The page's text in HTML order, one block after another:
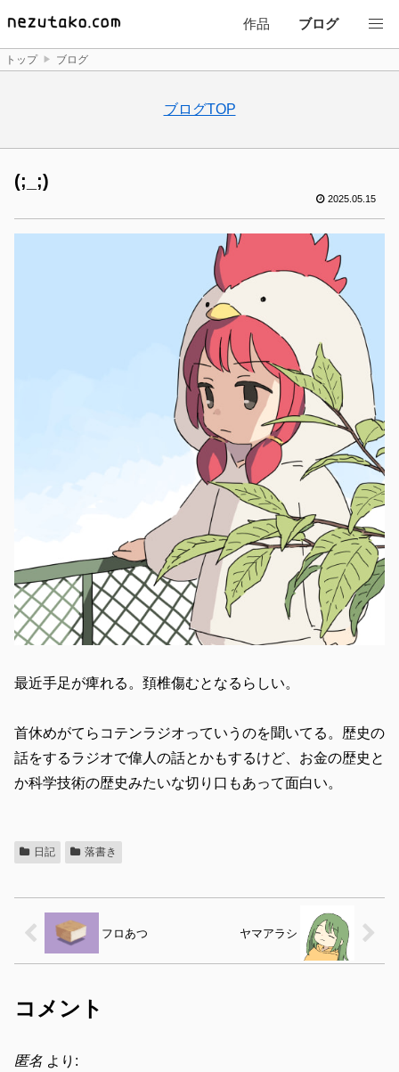
作品 ブログ
トップ ブログ
ブログTOP
(;_;)
2025.05.15
最近手足が痺れる。頚椎傷むとなるらしい。
首休めがてらコテンラジオっていうのを聞いてる。歴史の
話をするラジオで偉人の話とかもするけど、お金の歴史と
か科学技術の歴史みたいな切り口もあって面白い。
日記 落書き
フロあつ ヤマアラシ
コメント
匿名 より: